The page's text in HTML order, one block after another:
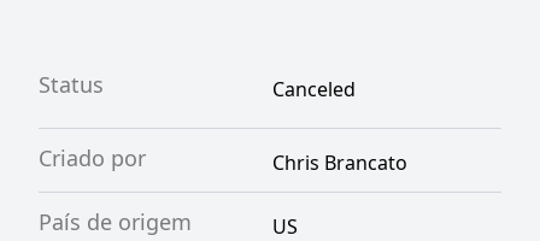
Status Canceled
Criado por Chris Brancato
País de origem US